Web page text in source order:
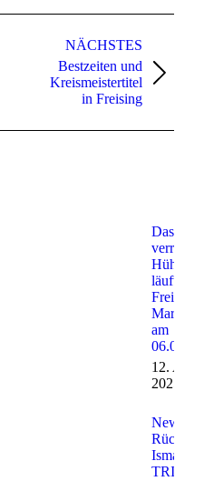
NÄCHSTES
Nächster
Beitrag:
Bestzeiten und
Kreismeistertitel
in Freising
&
–
Das
verrückte
Hühnchen
läuft den
Freiburg
Marathon
am
12. April
2025
News und
Rückblich
Ismaninger